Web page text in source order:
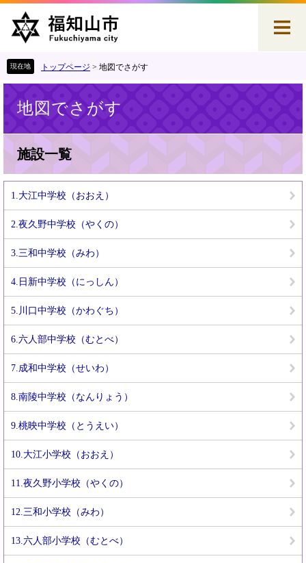
本
文
トップページ > 地図でさがす
地図でさがす
施設一覧
1.大江中学校（おおえ）
2.夜久野中学校（やくの）
3.三和中学校（みわ）
4.日新中学校（にっしん）
5.川口中学校（かわぐち）
6.六人部中学校（むとべ）
7.成和中学校（せいわ）
8.南陵中学校（なんりょう）
9.桃映中学校（とうえい）
10.大江小学校（おおえ）
11.夜久野小学校（やくの）
12.三和小学校（みわ）
13.六人部小学校（むとべ）